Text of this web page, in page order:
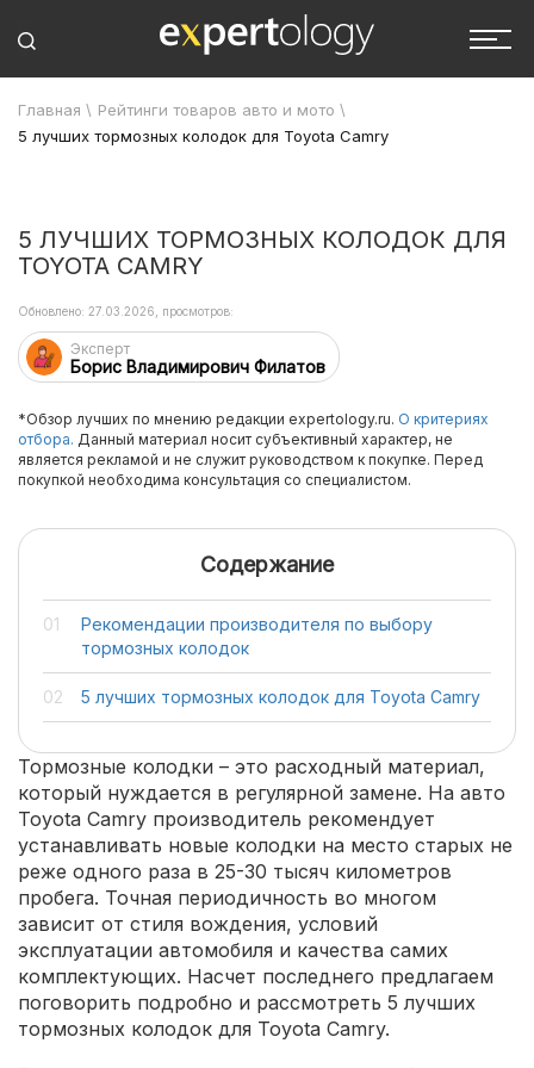
Главная \ Рейтинги товаров авто и мото \
5 лучших тормозных колодок для Toyota Camry
5 ЛУЧШИХ ТОРМОЗНЫХ КОЛОДОК ДЛЯ
TOYOTA CAMRY
Эксперт
Борис Владимирович Филатов
Обновлено: 27.03.2026, просмотров:
*Обзор лучших по мнению редакции expertology.ru. О критериях
отбора. Данный материал носит субъективный характер, не
является рекламой и не служит руководством к покупке. Перед
покупкой необходима консультация со специалистом.
Содержание
Рекомендации производителя по выбору
тормозных колодок
5 лучших тормозных колодок для Toyota Camry
Тормозные колодки – это расходный материал,
который нуждается в регулярной замене. На авто
Toyota Camry производитель рекомендует
устанавливать новые колодки на место старых не
реже одного раза в 25-30 тысяч километров
пробега. Точная периодичность во многом
зависит от стиля вождения, условий
эксплуатации автомобиля и качества самих
комплектующих. Насчет последнего предлагаем
поговорить подробно и рассмотреть 5 лучших
тормозных колодок для Toyota Camry.